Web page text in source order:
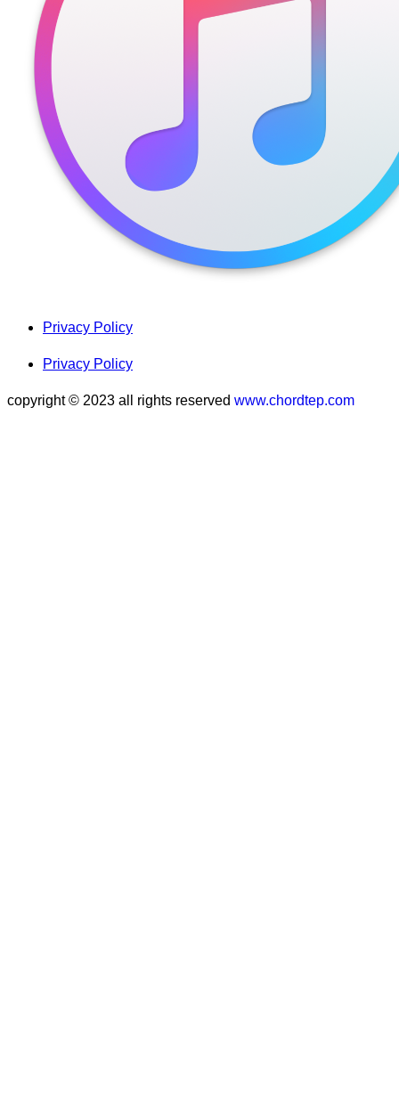
Privacy Policy
Privacy Policy
copyright © 2023 all rights reserved www.chordtep.com